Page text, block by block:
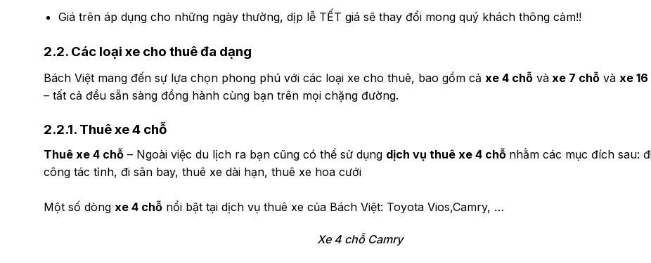
Giá trên áp dụng cho những ngày thường, dịp lễ TẾT giá sẽ thay đổi mong quý khách thông cảm!!
2.2. Các loại xe cho thuê đa dạng
Bách Việt mang đến sự lựa chọn phong phú với các loại xe cho thuê, bao gồm cả xe 4 chỗ và xe 7 chỗ và xe
– tất cả đều sẵn sàng đồng hành cùng bạn trên mọi chặng đường.
2.2.1. Thuê xe 4 chỗ
Thuê xe 4 chỗ – Ngoài việc du lịch ra bạn cũng có thể sử dụng dịch vụ thuê xe 4 chỗ nhằm các mục đích sau:
công tác tỉnh, đi sân bay, thuê xe dài hạn, thuê xe hoa cưới
Một số dòng xe 4 chỗ nổi bật tại dịch vụ thuê xe của Bách Việt: Toyota Vios,Camry, …
Xe 4 chỗ Camry